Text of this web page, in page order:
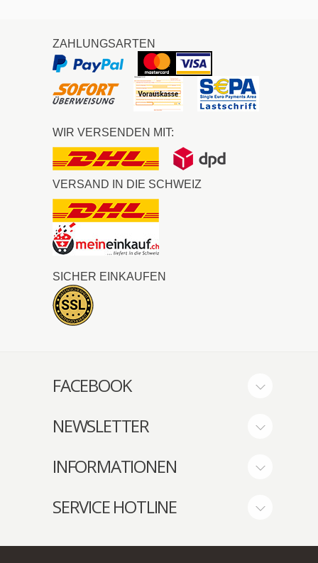
ZAHLUNGSARTEN
WIR VERSENDEN MIT:
VERSAND IN DIE SCHWEIZ
SICHER EINKAUFEN
FACEBOOK
NEWSLETTER
INFORMATIONEN
SERVICE HOTLINE